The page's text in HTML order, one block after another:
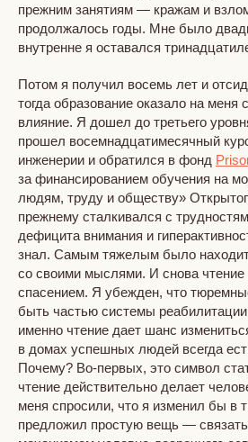
прежним занятиям — кражам и
продолжалось годы. Мне было
внутренне я оставался
Потом я получил восемь лет и
тогда образование оказало на меня
влияние. Я дошел до третьего
прошел восемнадцатимесячный
инженерии и обратился в фонд
за финансированием обучения на
людям, труду и обществу»
прежнему сталкивался с
дефицита внимания и
знал. Самым тяжелым было
со своими мыслями. И снова чтение
спасением. Я убежден, что
быть частью системы
именно чтение дает шанс
в домах успешных людей всегда
Почему? Во-первых, это символ
чтение действительно делает
меня спросили, что я изменил бы в
предложил простую вещь —